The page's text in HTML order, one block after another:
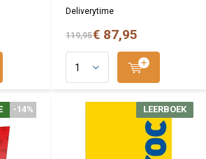
Deliverytime
119,95€ 87,95
-14%
-14% LEERBOEK
LEERBOEK